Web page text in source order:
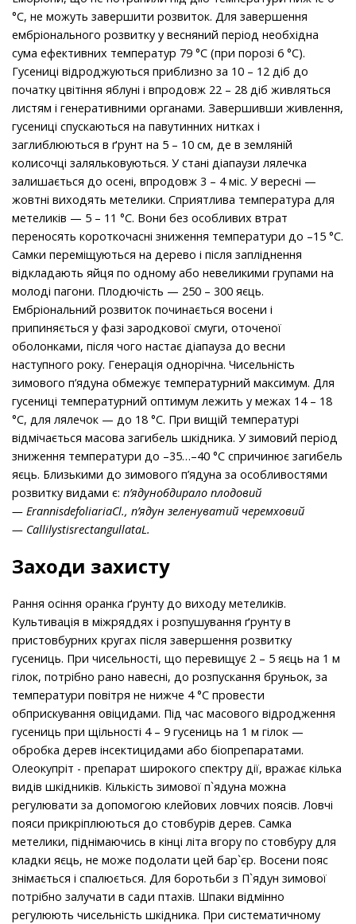
°С, не можуть завершити розвиток. Для завершення
ембріонального розвитку у весняний період необхідна
сума ефективних температур 79 °С (при порозі 6 °С).
Гусениці відроджуються приблизно за 10 – 12 діб до
початку цвітіння яблуні і впродовж 22 – 28 діб живляться
листям і генеративними органами. Завершивши живлення,
гусениці спускаються на павутинних нитках і
заглиблюються в ґрунт на 5 – 10 см, де в земляній
колисочці заляльковуються. У стані діапаузи лялечка
залишається до осені, впродовж 3 – 4 міс. У вересні —
жовтні виходять метелики. Сприятлива температура для
метеликів — 5 – 11 °С. Вони без особливих втрат
переносять короткочасні зниження температури до –15 °С.
Самки переміщуються на дерево і після запліднення
відкладають яйця по одному або невеликими групами на
молоді пагони. Плодючість — 250 – 300 яєць.
Ембріональний розвиток починається восени і
припиняється у фазі зародкової смуги, оточеної
оболонками, після чого настає діапауза до весни
наступного року. Генерація однорічна. Чисельність
зимового п’ядуна обмежує температурний максимум. Для
гусениці температурний оптимум лежить у межах 14 – 18
°С, для лялечок — до 18 °С. При вищій температурі
відмічається масова загибель шкідника. У зимовий період
зниження температури до –35…–40 °С спричинює загибель
яєць. Близькими до зимового п’ядуна за особливостями
розвитку видами є: п’ядунобдирало плодовий
— ErannisdefoliariaCl., п’ядун зеленуватий черемховий
— CallilystisrectangullataL.
Заходи захисту
Рання осіння оранка ґрунту до виходу метеликів.
Культивація в міжряддях і розпушування ґрунту в
пристовбурних кругах після завершення розвитку
гусениць. При чисельності, що перевищує 2 – 5 яєць на 1 м
гілок, потрібно рано навесні, до розпускання бруньок, за
температури повітря не нижче 4 °С провести
обприскування овіцидами. Під час масового відродження
гусениць при щільності 4 – 9 гусениць на 1 м гілок —
обробка дерев інсектицидами або біопрепаратами.
Олеокупріт - препарат широкого спектру дії, вражає кілька
видів шкідників. Кількість зимової п`ядуна можна
регулювати за допомогою клейових ловчих поясів. Ловчі
пояси прикріплюються до стовбурів дерев. Самка
метелики, піднімаючись в кінці літа вгору по стовбуру для
кладки яєць, не може подолати цей бар`єр. Восени пояс
знімається і спалюється. Для боротьби з П`ядун зимової
потрібно залучати в сади птахів. Шпаки відмінно
регулюють чисельність шкідника. При систематичному